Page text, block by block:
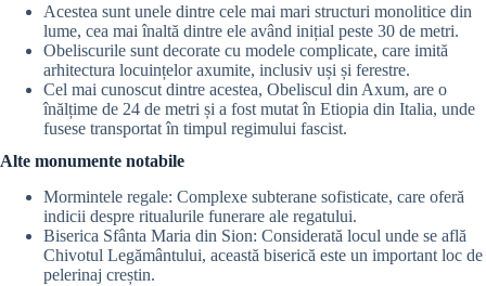
Acestea sunt unele dintre cele mai mari structuri monolitice din
lume, cea mai înaltă dintre ele având inițial peste 30 de metri.
Obeliscurile sunt decorate cu modele complicate, care imită
arhitectura locuințelor axumite, inclusiv uși și ferestre.
Cel mai cunoscut dintre acestea, Obeliscul din Axum, are o
înălțime de 24 de metri și a fost mutat în Etiopia din Italia, unde
fusese transportat în timpul regimului fascist.
Alte monumente notabile
Mormintele regale: Complexe subterane sofisticate, care oferă
indicii despre ritualurile funerare ale regatului.
Biserica Sfânta Maria din Sion: Considerată locul unde se află
Chivotul Legământului, această biserică este un important loc de
pelerinaj creștin.